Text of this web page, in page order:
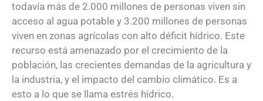
todavía más de 2.000 millones de personas viven sin
acceso al agua potable y 3.200 millones de personas
viven en zonas agrícolas con alto déficit hídrico. Este
recurso está amenazado por el crecimiento de la
población, las crecientes demandas de la agricultura y
la industria, y el impacto del cambio climático. Es a
esto a lo que se llama estrés hídrico.